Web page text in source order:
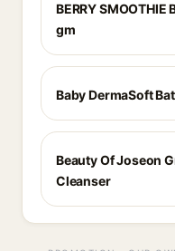
BERRY SMOOTHIE
gm
Baby DermaSoft
Beauty Of Joseon
Cleanser